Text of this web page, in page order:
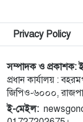
সমাপনী
৯
আঘাতের
১০
১১
Privacy Policy
সম্পাদক ও প্রকাশক:
প্রধান কার্যালয় :
জিপিও-৬০০০,
ই-মেইল: